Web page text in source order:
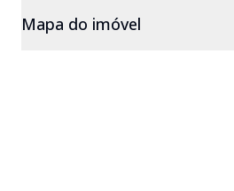
Mapa do imóvel